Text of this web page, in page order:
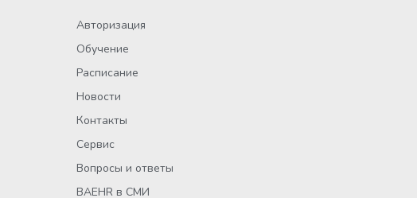
Авторизация
Обучение
Расписание
Новости
Контакты
Сервис
Вопросы и ответы
BAEHR в СМИ